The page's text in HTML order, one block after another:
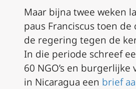
Maar bijna twee weken
paus Franciscus toen de
de regering tegen de
In die periode schreef
60 NGO’s en
in Nicaragua een brief